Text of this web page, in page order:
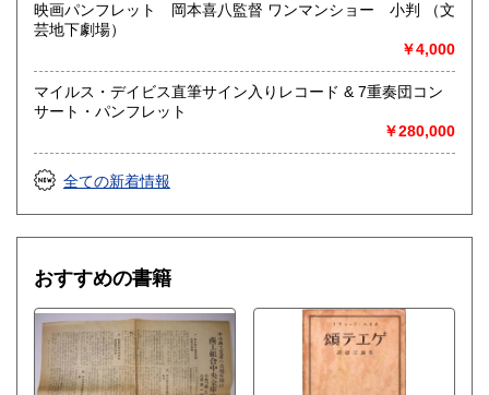
取り扱い分野
一般（その他）
アナログ・レコードやCDなどの音楽・音声・映像メディア
映画パンフレット 岡本喜八監督 ワンマンショー 小判 （文
芸地下劇場）
￥4,000
マイルス・デイビス直筆サイン入りレコード & 7重奏団コン
サート・パンフレット
￥280,000
全ての新着情報
おすすめの書籍